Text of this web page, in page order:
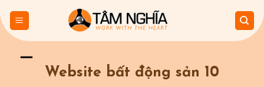
to
content
Website bất động sản 10